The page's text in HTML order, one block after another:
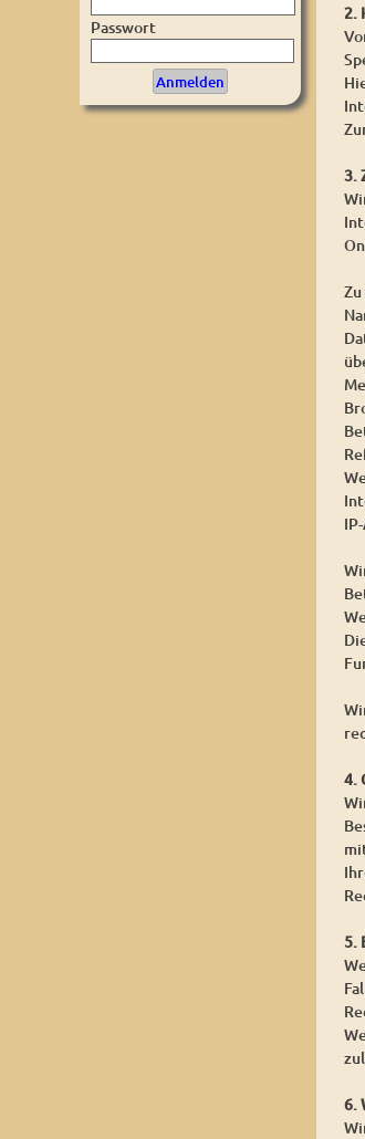
Passwort
2.
3.
4.
5.
6.